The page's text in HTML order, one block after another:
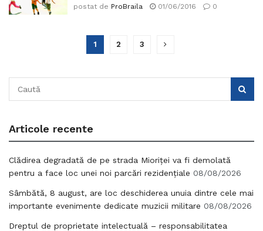
postat de ProBraila 01/06/2016 0
1 2 3
Articole recente
Clădirea degradată de pe strada Mioriței va fi demolată
pentru a face loc unei noi parcări rezidențiale 08/08/2026
Sâmbătă, 8 august, are loc deschiderea unuia dintre cele mai
importante evenimente dedicate muzicii militare 08/08/2026
Dreptul de proprietate intelectuală – responsabilitatea